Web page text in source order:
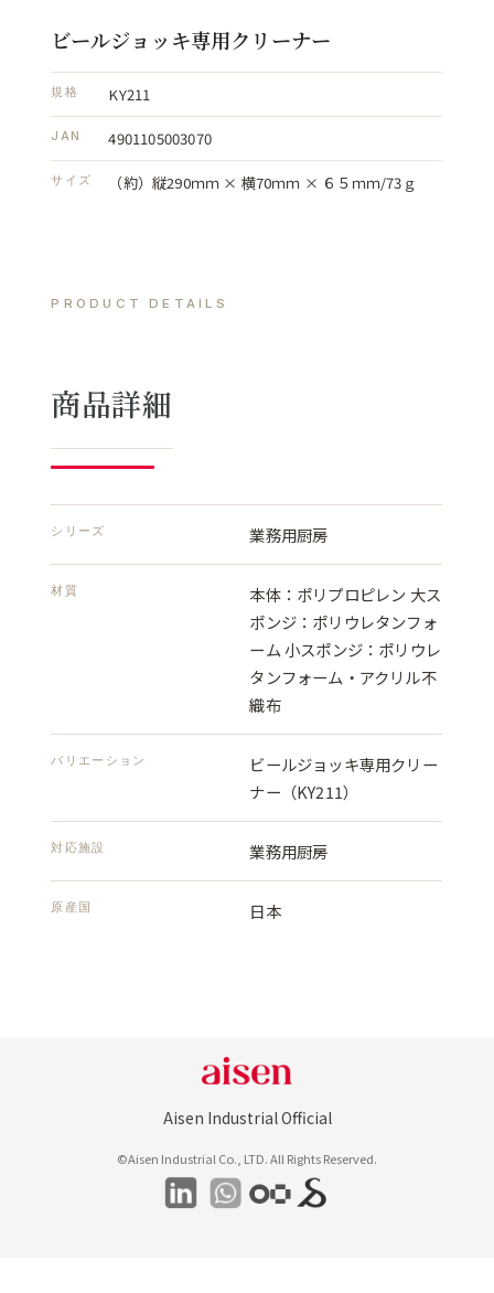
ビールジョッキ専用クリーナー
規格 KY211
JAN 4901105003070
サイズ （約）縦290ｍｍ × 横70ｍｍ × ６５ｍｍ/73ｇ
PRODUCT DETAILS
商品詳細
シリーズ 業務用厨房
材質
本体：ポリプロピレン 大ス
ポンジ：ポリウレタンフォ
ーム 小スポンジ：ポリウレ
タンフォーム・アクリル不
織布
バリエーション
ビールジョッキ専用クリー
ナー（KY211）
対応施設 業務用厨房
原産国 日本
Aisen Industrial Official
©Aisen Industrial Co., LTD. All Rights Reserved.